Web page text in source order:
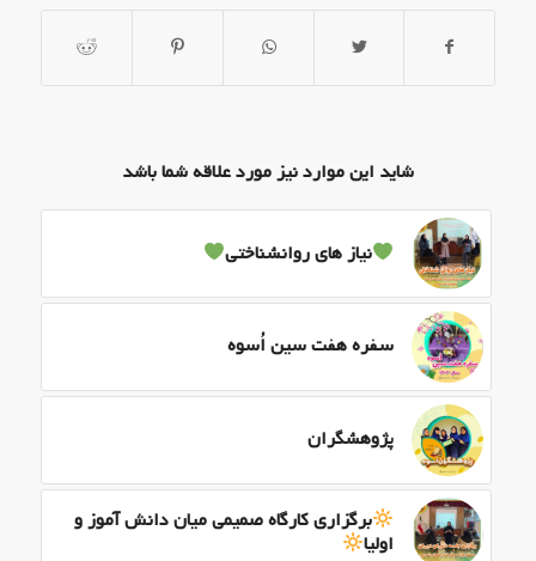
شاید این موارد نیز مورد علاقه شما باشد
نیاز های روانشناختی
سفره هفت سین اُسوه
پژوهشگران
برگزاری کارگاه صمیمی میان دانش آموز و
اولیا